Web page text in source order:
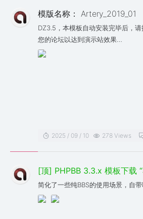
模版名称： Artery_2019_01
DZ3.5，本模板自动安装完毕后，
您的论坛以达到演示站效果
本站互助QQ群：724495886 我会
2025 / 09 / 10 278 Views
[顶] PHPBB 3.3.x 模板下载
简化了一些纯BBS的使用场景，自